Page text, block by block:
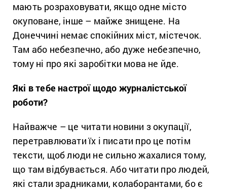
мають розраховувати, якщо одне місто
окуповане, інше – майже знищене. На
Донеччині немає спокійних міст, містечок.
Там або небезпечно, або дуже небезпечно,
тому ні про які заробітки мова не йде.
Які в тебе настрої щодо журналістської
роботи?
Найважче – це читати новини з окупації,
перетравлювати їх і писати про це потім
тексти, щоб люди не сильно жахалися тому,
що там відбувається. Або читати про людей,
які стали зрадниками, колаборантами, бо є